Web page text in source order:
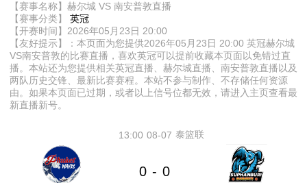
【赛事名称】赫尔城 VS 南安普敦直播
【赛事分类】 英冠
【开赛时间】2026年05月23日 20:00
【友好提示】：本页面为您提供2026年05月23日 20:00 英冠赫尔城
VS南安普敦的比赛直播，喜欢英冠可以提前收藏本页面以免错过直
播。本站还为您提供相关英冠直播、赫尔城直播、南安普敦直播以及
两队历史交锋、最新比赛赛程。本站不参与制作、不存储任何资源
由。如果本页面已过期，或者以上信号位都无效，请进入主页查看最
新直播新号。
08-07
13:00 泰篮联
0 - 0